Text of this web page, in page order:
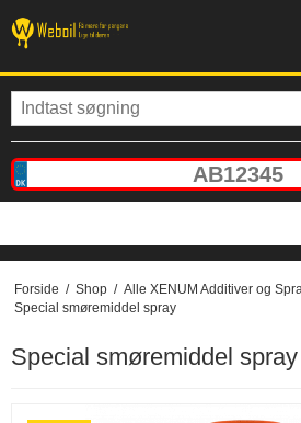
Forside / Shop / Alle XENUM Additiver og
Special smøremiddel spray
Special smøremiddel spray